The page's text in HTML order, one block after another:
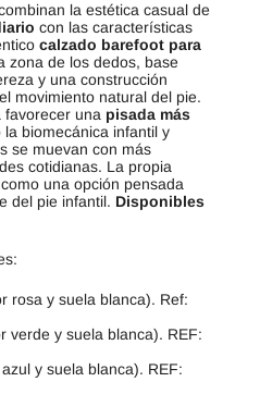
la estética casual de
con las características
calzado barefoot para
zona de los dedos, base
y una construcción
movimiento natural del pie.
favorecer una pisada más
la biomecánica infantil y
se muevan con más
cotidianas. La propia
una opción pensada
del pie infantil. Disponibles
rosa y suela blanca). Ref:
verde y suela blanca). REF:
y suela blanca). REF: